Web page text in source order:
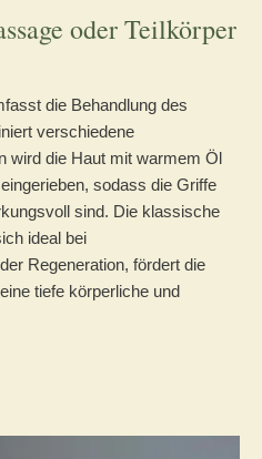
oder Teilkörper
die Behandlung des
verschiedene
wird die Haut mit warmem Öl
sodass die Griffe
sind. Die klassische
ideal bei
Regeneration, fördert die
tiefe körperliche und